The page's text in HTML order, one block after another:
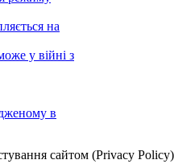
на
у війні з
в
сайтом (Privacy Policy)